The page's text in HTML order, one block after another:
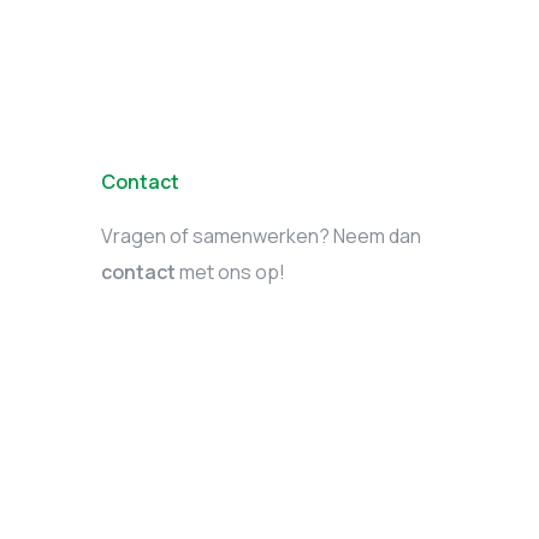
Contact
Vragen of samenwerken? Neem dan
contactmet ons op!